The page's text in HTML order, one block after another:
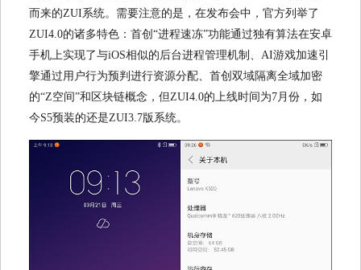
而来的ZUI系统。需要注意的是，在发布会中，官方列举了
ZUI4.0的诸多特色：首创“进程速冻”功能通过独有算法在安卓
手机上实现了与iOS相似的后台进程管理机制、AI游戏加速引
擎通过用户行为预判进行资源分配、首创双域隔离全域加密
的“Z空间”和区块链概念，但ZUI4.0的上线时间为7月份，如
今S5预装的还是ZUI3.7版系统。